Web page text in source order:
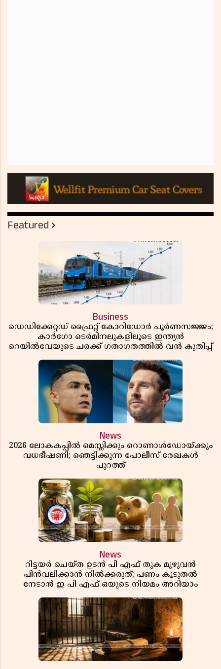
Featured
Business
ഡെഡിക്കേറ്റഡ് ഫ്രൈറ്റ് കോറിഡോർ പൂർണസജ്ജം;
കാർഗോ ടെർമിനലുകളിലൂടെ ഇന്ത്യൻ
റെയിൽവേയുടെ ചരക്ക് ഗതാഗതത്തിൽ വൻ കുതിപ്പ്
News
2026 ലോകകപ്പിൽ മെസ്സിക്കും റൊണാൾഡോയ്ക്കും
വധഭീഷണി; ഞെട്ടിക്കുന്ന പോലീസ് രേഖകൾ
പുറത്ത്
News
റിട്ടയർ ചെയ്ത ഉടൻ പി എഫ് തുക മുഴുവൻ
പിൻവലിക്കാൻ നിൽക്കരുത്; പണം കൂടുതൽ
നേടാൻ ഇ പി എഫ് ഒയുടെ നിയമം അറിയാം